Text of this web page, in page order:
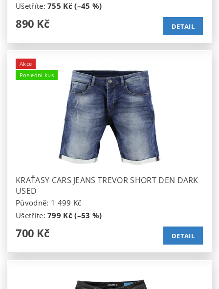
Ušetříte:755 Kč (–45 %)
890 Kč DETAIL
Akce
Poslední kus
KRAŤASY CARS JEANS TREVOR SHORT DEN DARK
USED
Původně: 1 499 Kč
Ušetříte:799 Kč (–53 %)
700 Kč DETAIL